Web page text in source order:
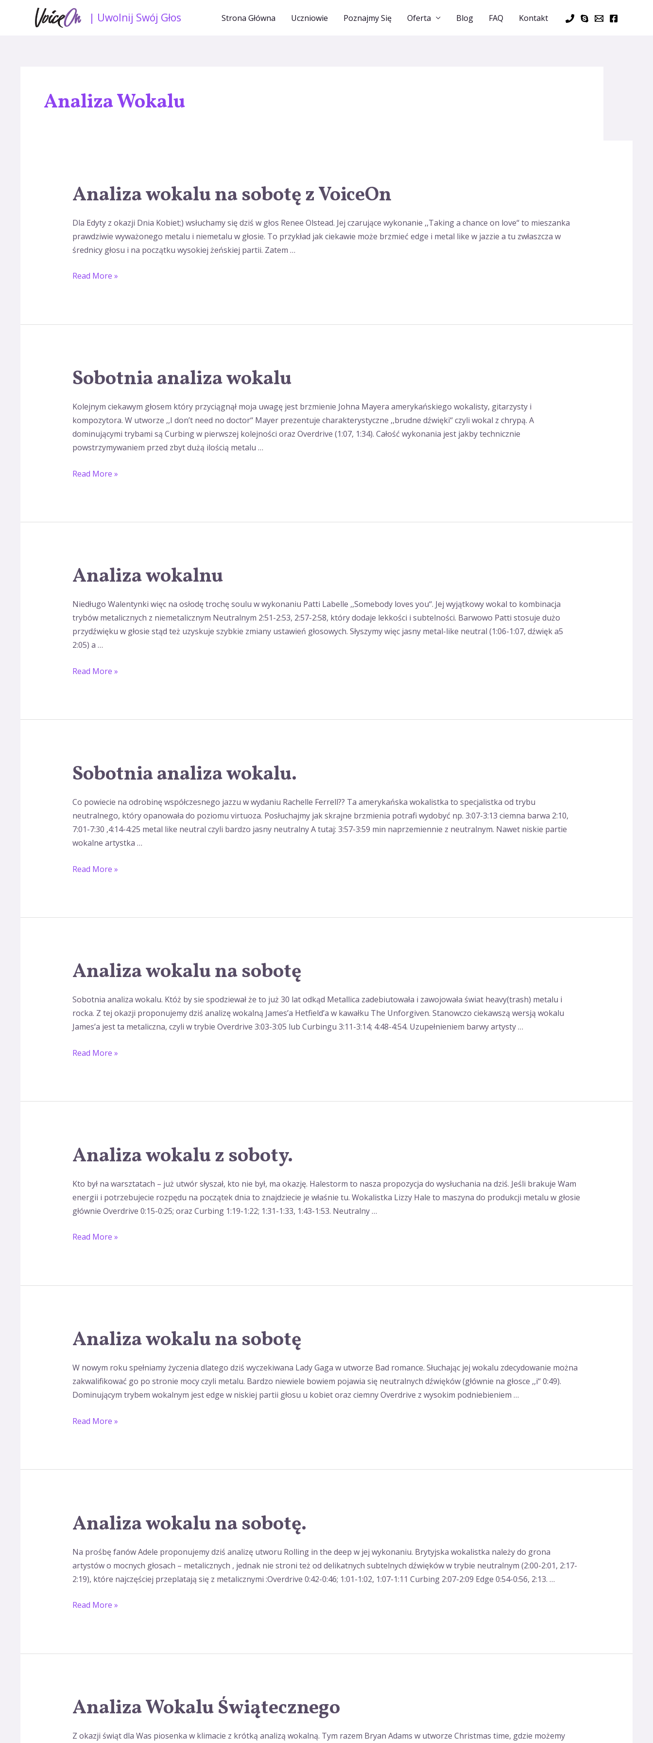
| Uwolnij Swój Głos Strona Główna Uczniowie Poznajmy Się Oferta Blog FAQ Kontakt
Analiza Wokalu
Analiza wokalu na sobotę z VoiceOn
Dla Edyty z okazji Dnia Kobiet;) wsłuchamy się dziś w głos Renee Olstead. Jej czarujące wykonanie ,,Taking a chance on love‘‘ to mieszanka
prawdziwie wyważonego metalu i niemetalu w głosie. To przykład jak ciekawie może brzmieć edge i metal like w jazzie a tu zwłaszcza w
średnicy głosu i na początku wysokiej żeńskiej partii. Zatem …
Analiza
wokalu
sobotę
z
VoiceOn
Read More »
Sobotnia analiza wokalu
Kolejnym ciekawym głosem który przyciągnął moja uwagę jest brzmienie Johna Mayera amerykańskiego wokalisty, gitarzysty i
kompozytora. W utworze ,,I don’t need no doctor‘‘ Mayer prezentuje charakterystyczne ,,brudne dźwięki‘‘ czyli wokal z chrypą. A
dominującymi trybami są Curbing w pierwszej kolejności oraz Overdrive (1:07, 1:34). Całość wykonania jest jakby technicznie
powstrzymywaniem przed zbyt dużą ilością metalu …
Sobotnia
analiza
Read More »
Analiza wokalnu
Niedługo Walentynki więc na osłodę trochę soulu w wykonaniu Patti Labelle ,,Somebody loves you‘‘. Jej wyjątkowy wokal to kombinacja
trybów metalicznych z niemetalicznym Neutralnym 2:51-2:53, 2:57-2:58, który dodaje lekkości i subtelności. Barwowo Patti stosuje dużo
przydźwięku w głosie stąd też uzyskuje szybkie zmiany ustawień głosowych. Słyszymy więc jasny metal-like neutral (1:06-1:07, dźwięk a5
2:05) a …
Analiza
wokalnu
Read More »
Sobotnia analiza wokalu.
Co powiecie na odrobinę współczesnego jazzu w wydaniu Rachelle Ferrell?? Ta amerykańska wokalistka to specjalistka od trybu
neutralnego, który opanowała do poziomu virtuoza. Posłuchajmy jak skrajne brzmienia potrafi wydobyć np. 3:07-3:13 ciemna barwa 2:10,
7:01-7:30 ,4:14-4:25 metal like neutral czyli bardzo jasny neutralny A tutaj: 3:57-3:59 min naprzemiennie z neutralnym. Nawet niskie partie
wokalne artystka …
Sobotnia
analiza
Read More »
Analiza wokalu na sobotę
Sobotnia analiza wokalu. Któż by sie spodziewał że to już 30 lat odkąd Metallica zadebiutowała i zawojowała świat heavy(trash) metalu i
rocka. Z tej okazji proponujemy dziś analizę wokalną James’a Hetfield’a w kawałku The Unforgiven. Stanowczo ciekawszą wersją wokalu
James’a jest ta metaliczna, czyli w trybie Overdrive 3:03-3:05 lub Curbingu 3:11-3:14; 4:48-4:54. Uzupełnieniem barwy artysty …
Analiza
wokalu
Read More »
Analiza wokalu z soboty.
Kto był na warsztatach – już utwór słyszał, kto nie był, ma okazję. Halestorm to nasza propozycja do wysłuchania na dziś. Jeśli brakuje Wam
energii i potrzebujecie rozpędu na początek dnia to znajdziecie je właśnie tu. Wokalistka Lizzy Hale to maszyna do produkcji metalu w głosie
głównie Overdrive 0:15-0:25; oraz Curbing 1:19-1:22; 1:31-1:33, 1:43-1:53. Neutralny …
Analiza
wokalu
soboty.
Read More »
Analiza wokalu na sobotę
W nowym roku spełniamy życzenia dlatego dziś wyczekiwana Lady Gaga w utworze Bad romance. Słuchając jej wokalu zdecydowanie można
zakwalifikować go po stronie mocy czyli metalu. Bardzo niewiele bowiem pojawia się neutralnych dźwięków (głównie na głosce ,,i‘‘ 0:49).
Dominującym trybem wokalnym jest edge w niskiej partii głosu u kobiet oraz ciemny Overdrive z wysokim podniebieniem …
Analiza
wokalu
sobotę
Read More »
Analiza wokalu na sobotę.
Na prośbę fanów Adele proponujemy dziś analizę utworu Rolling in the deep w jej wykonaniu. Brytyjska wokalistka należy do grona
artystów o mocnych głosach – metalicznych , jednak nie stroni też od delikatnych subtelnych dźwięków w trybie neutralnym (2:00-2:01, 2:17-
2:19), które najczęściej przeplatają się z metalicznymi :Overdrive 0:42-0:46; 1:01-1:02, 1:07-1:11 Curbing 2:07-2:09 Edge 0:54-0:56, 2:13. …
Analiza
wokalu
sobotę.
Read More »
Analiza Wokalu Świątecznego
Z okazji świąt dla Was piosenka w klimacie z krótką analizą wokalną. Tym razem Bryan Adams w utworze Christmas time, gdzie możemy
Analiza
Wokalu
wpisach